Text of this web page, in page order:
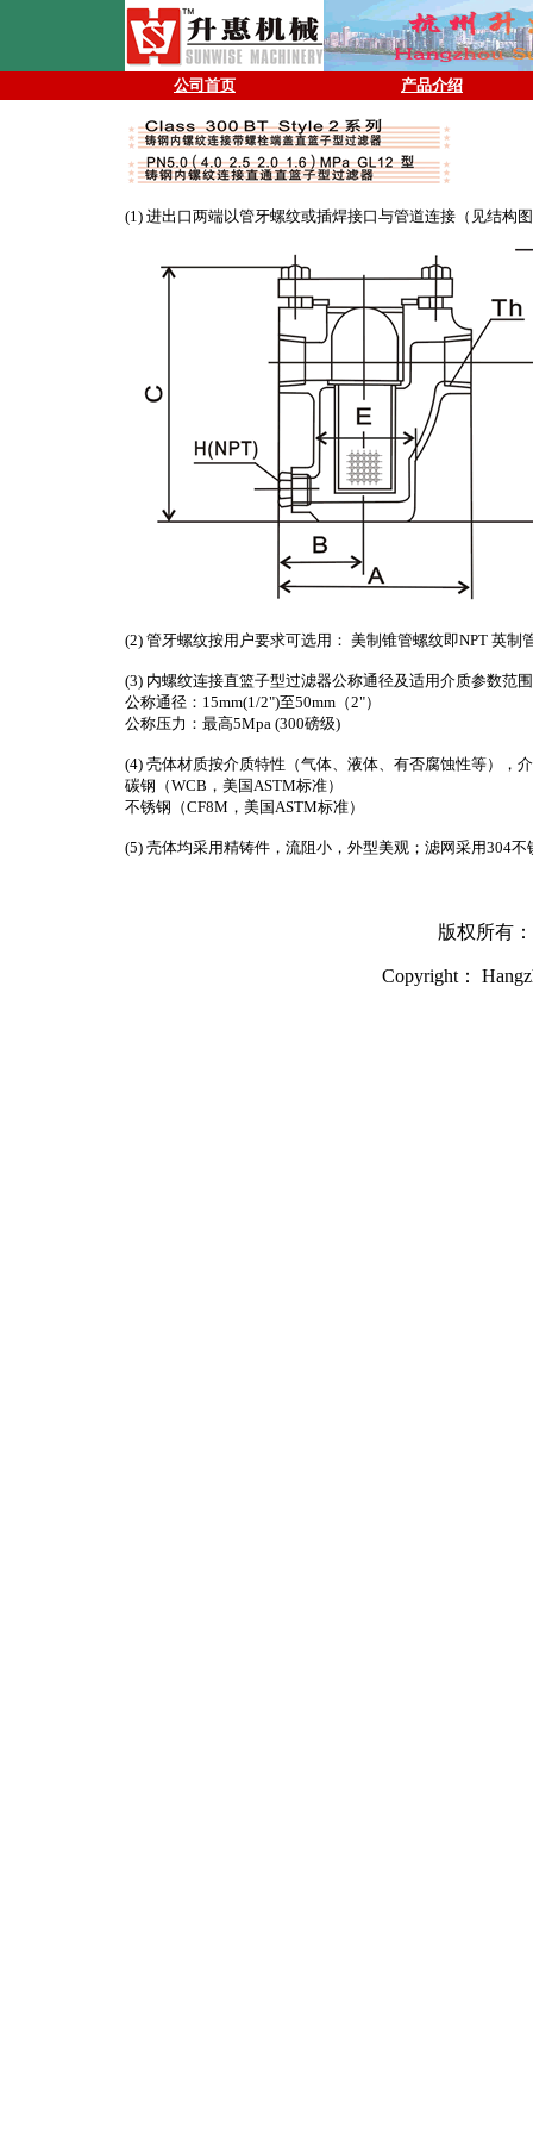
公司首页 产品介绍
(1) 进出口两端以管牙螺纹或插焊接口与管道连接（见结构
(2) 管牙螺纹按用户要求可选用： 美制锥管螺纹即NPT 英制
(3) 内螺纹连接直篮子型过滤器公称通径及适用介质参数范
公称通径：15mm(1/2")至50mm（2"）
公称压力：最高5Mpa (300磅级)
(4) 壳体材质按介质特性（气体、液体、有否腐蚀性等），
碳钢（WCB，美国ASTM标准）
不锈钢（CF8M，美国ASTM标准）
(5) 壳体均采用精铸件，流阻小，外型美观；滤网采用304不
版权所有
Copyright：